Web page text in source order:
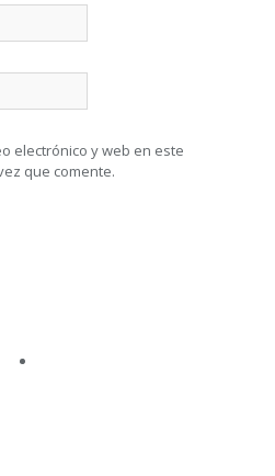
electrónico y web en este
que comente.